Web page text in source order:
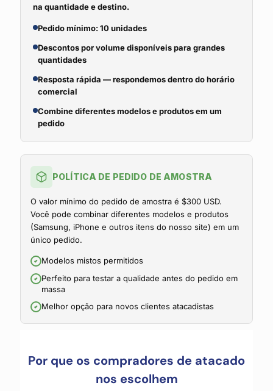
na quantidade e destino.
Pedido mínimo: 10 unidades
Descontos por volume disponíveis para grandes
quantidades
Resposta rápida — respondemos dentro do horário
comercial
Combine diferentes modelos e produtos em um
pedido
POLÍTICA DE PEDIDO DE AMOSTRA
O valor mínimo do pedido de amostra é $300 USD.
Você pode combinar diferentes modelos e produtos
(Samsung, iPhone e outros itens do nosso site) em um
único pedido.
Modelos mistos permitidos
Perfeito para testar a qualidade antes do pedido em
massa
Melhor opção para novos clientes atacadistas
Por que os compradores de atacado
nos escolhem